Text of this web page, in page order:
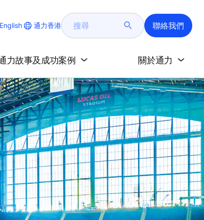
English 通力香港
搜
尋
聯絡我們
力故事及成功案例 關於通力